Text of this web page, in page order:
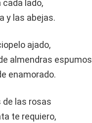
cada lado,
y las abejas.
ajado,
almendras
enamorado.
de las rosas
te requiero,